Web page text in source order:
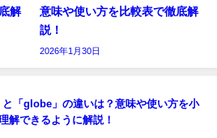
解
意味や使い方を比較表で徹底解
説！
2026年1月30日
と「globe」の違いは？意味や使い方を小
解できるように解説！